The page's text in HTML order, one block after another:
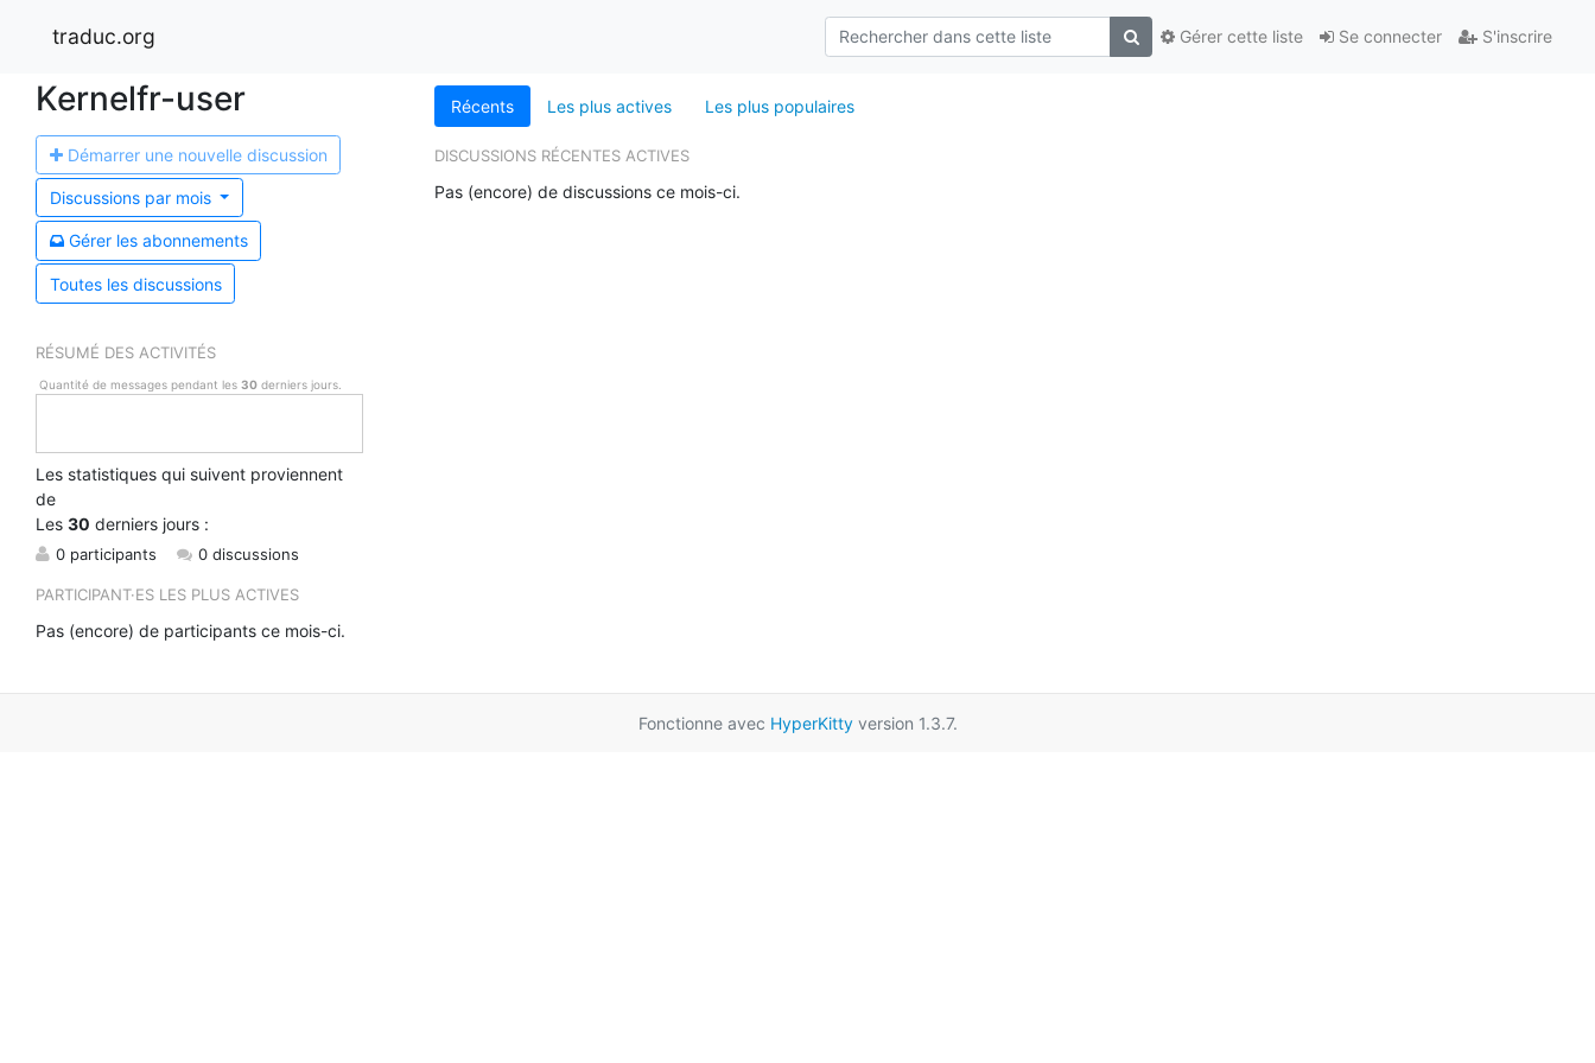
traduc.org Se connecter S'inscrire
Gérer cette liste
Kernelfr-user
Démarrer une nouvelle discussion
Discussions parmois
Gérer les abonnements
Toutes les discussions
RÉSUMÉ DES ACTIVITÉS
Quantité de messages pendant les 30derniers jours.
Les statistiques qui suivent proviennent
de
Les 30 derniers jours :
0 participants 0 discussions
PARTICIPANT·ES LES PLUS ACTIVES
Pas (encore) de participants ce mois-ci.
Récents Les plus actives Les plus populaires
DISCUSSIONS RÉCENTES ACTIVES
Pas (encore) de discussions ce mois-ci.
Fonctionne avec HyperKittyversion 1.3.7.